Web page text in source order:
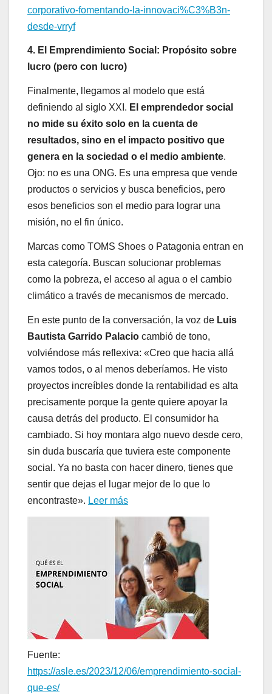
corporativo-fomentando-la-innovaci%C3%B3n-
desde-vrryf
4. El Emprendimiento Social: Propósito sobre
lucro (pero con lucro)
Finalmente, llegamos al modelo que está
definiendo al siglo XXI. El emprendedor social
no mide su éxito solo en la cuenta de
resultados, sino en el impacto positivo que
genera en la sociedad o el medio ambiente.
Ojo: no es una ONG. Es una empresa que vende
productos o servicios y busca beneficios, pero
esos beneficios son el medio para lograr una
misión, no el fin único.
Marcas como TOMS Shoes o Patagonia entran en
esta categoría. Buscan solucionar problemas
como la pobreza, el acceso al agua o el cambio
climático a través de mecanismos de mercado.
En este punto de la conversación, la voz de Luis
Bautista Garrido Palacio cambió de tono,
volviéndose más reflexiva: «Creo que hacia allá
vamos todos, o al menos deberíamos. He visto
proyectos increíbles donde la rentabilidad es alta
precisamente porque la gente quiere apoyar la
causa detrás del producto. El consumidor ha
cambiado. Si hoy montara algo nuevo desde cero,
sin duda buscaría que tuviera este componente
social. Ya no basta con hacer dinero, tienes que
sentir que dejas el lugar mejor de lo que lo
encontraste». Leer más
Fuente:
https://asle.es/2023/12/06/emprendimiento-social-
que-es/